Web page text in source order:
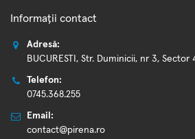
Informații contact
Adresă:
BUCURESTI, Str. Duminicii, nr 3, Sector
Telefon:
0745.368.255
Email:
contact@pirena.ro